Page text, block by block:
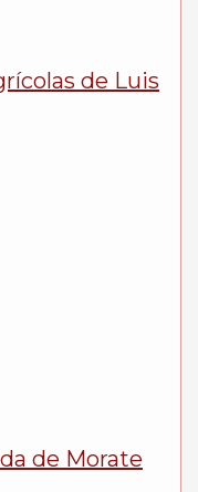
de Luis
de Morate